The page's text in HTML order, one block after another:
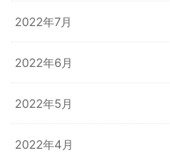
2022年7月
2022年6月
2022年5月
2022年4月